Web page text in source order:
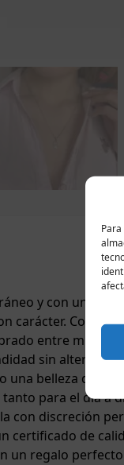
y con una
carácter.
entre
sin alterar la
una belleza
para el día a
con discreción
certificado de
un regalo